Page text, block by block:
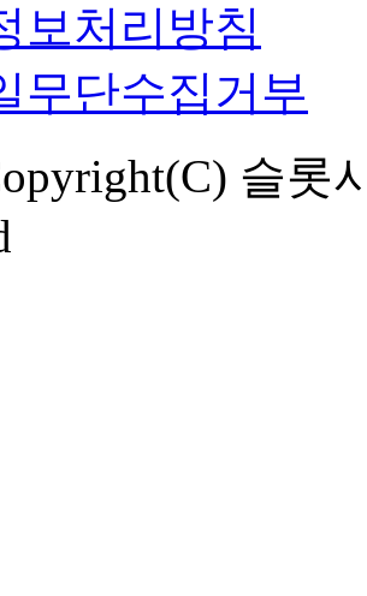
보처리방침
무단수집거부
슬롯